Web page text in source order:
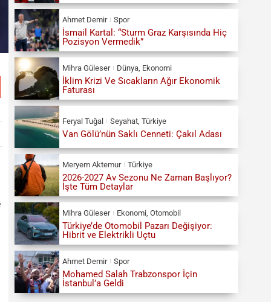
Ahmet Demir Spor
İsmail Kartal: “Sturm Graz Karşısında Hiç
Pozisyon Vermedik”
Mihra Güleser Dünya, Ekonomi
İklim Krizi Ve Sıcakların Ağır Ekonomik
Faturası
Feryal Tuğal Seyahat Türkiye
Van Gölü’nün Saklı Cenneti: Çakıl Adası
Meryem Aktemur Türkiye
2026-2027 Av Sezonu Ne Zaman Başlıyor?
İşte Tüm Detaylar
Mihra Güleser Ekonomi, Otomobil
Türkiye’de Otomobil Pazarı Değişiyor:
Hibrit ve Elektrikli Uçtu
Ahmet Demir Spor
Mohamed Salah Trabzonspor İçin
İstanbul’a Geldi